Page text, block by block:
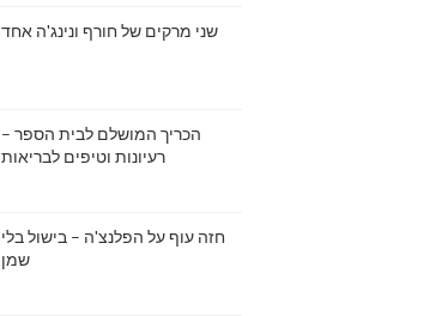
שני מרקים של חורף ונינג'ה אחד
הכריך המושלם לבית הספר –
רעיונות וטיפים לבריאות
חזה עוף על הפלנצ'ה – בישול בלי
שמן